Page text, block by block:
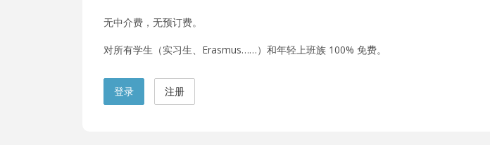
无中介费，无预订费。
对所有学生（实习生、Erasmus……）和年轻上班族 100% 免费。
登录 注册